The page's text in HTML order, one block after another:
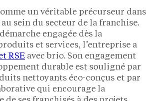
un véritable précurseur dans
sein du secteur de la franchise.
engagée dès la
et services, l’entreprise a
RSE avec brio. Son engagement
durable est souligné par
nettoyants éco-conçus et par
qui encourage la